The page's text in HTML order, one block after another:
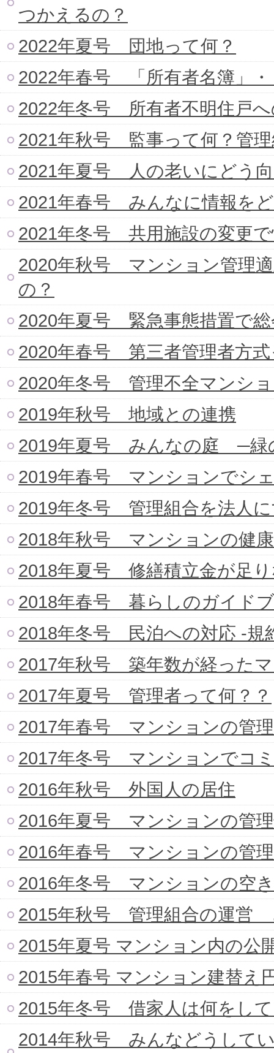
つかえるの？
2022年夏号 団地って何？
2022年春号 「所有者名簿」・
2022年冬号 所有者不明住戸へ
2021年秋号 監事って何？管
2021年夏号 人の老いにどう
2021年春号 みんなに情報を
2021年冬号 共用施設の変更
2020年秋号 マンション管理
の？
2020年夏号 緊急事態措置で
2020年春号 第三者管理者方
2020年冬号 管理不全マンシ
2019年秋号 地域との連携
2019年夏号 みんなの庭 ─緑
2019年春号 マンションでシ
2019年冬号 管理組合を法人
2018年秋号 マンションの健
2018年夏号 修繕積立金が足
2018年春号 暮らしのガイド
2018年冬号 民泊への対応 -規
2017年秋号 築年数が経った
2017年夏号 管理者って何？？
2017年春号 マンションの管
2017年冬号 マンションでコ
2016年秋号 外国人の居住
2016年夏号 マンションの管
2016年春号 マンションの管
2016年冬号 マンションの空
2015年秋号 管理組合の運営
2015年夏号 マンション内の公
2015年春号 マンション建替え
2015年冬号 借家人は何をし
2014年秋号 みんなどうして